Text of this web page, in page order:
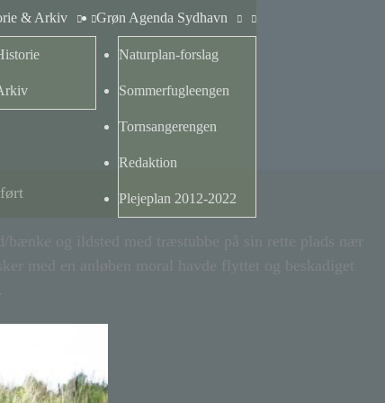
& Arkiv Grøn Agenda Sydhavn
Naturplan-forslag
Sommerfugleengen
Tornsangerengen
Redaktion
Plejeplan 2012-2022
og ildsted med træstubbe på sin rette plads nær
med en anløben moral havde flyttet og beskadiget